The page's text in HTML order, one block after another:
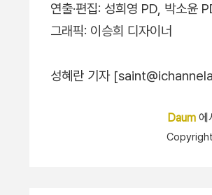
연출·편집: 성희영 PD, 박소윤
그래픽: 이승희 디자이너
성혜란 기자
Daum 에
Copyright